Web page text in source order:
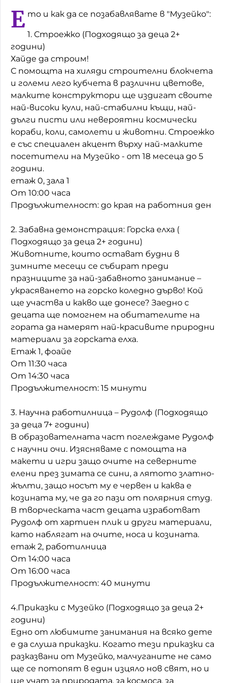
Домашен любимец
Питаме Ви
До ре ми
Е то и как да се позабавлявате в "Музейко":
1. Строежко (Подходящо за деца 2+
години)
Хайде да строим!
С помощта на хиляди строителни блокчета
и големи лего кубчета в различни цветове,
малките конструктори ще издигат своите
най-високи кули, най-стабилни къщи, най-
дълги писти или невероятни космически
кораби, коли, самолети и животни. Строежко
е със специален акцент върху най-малките
посетители на Музейко - от 18 месеца до 5
години.
етаж 0, зала 1
От 10:00 часа
Продължителност: до края на работния ден
2. Забавна демонстрация: Горска елха (
Подходящо за деца 2+ години)
Животните, които остават будни в
зимните месеци се събират преди
празниците за най-забавното занимание –
украсяването на горско коледно дърво! Кой
ще участва и какво ще донесе? Заедно с
децата ще помогнем на обитателите на
гората да намерят най-красивите природни
материали за горската елха.
Етаж 1, фоайе
От 11:30 часа
От 14:30 часа
Продължителност: 15 минути
3. Научна работилница – Рудолф (Подходящо
за деца 7+ години)
В образователната част поглеждаме Рудолф
с научни очи. Изясняваме с помощта на
макети и игри защо очите на северните
елени през зимата се сини, а лятото златно-
жълти, защо носът му е червен и каква е
козината му, че да го пази от полярния студ.
В творческата част децата изработват
Рудолф от хартиен плик и други материали,
като наблягат на очите, носа и козината.
етаж 2, работилница
От 14:00 часа
От 16:00 часа
Продължителност: 40 минути
4.Приказки с Музейко (Подходящо за деца 2+
години)
Едно от любимите занимания на всяко дете
е да слуша приказки. Когато тези приказки са
разказвани от Музейко, малчуганите не само
ще се потопят в един изцяло нов свят, но и
ще учат за природата, за космоса, за